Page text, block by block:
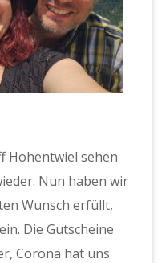
Hohentwiel sehen
Nun haben wir
Wunsch erfüllt,
Die Gutscheine
Corona hat uns